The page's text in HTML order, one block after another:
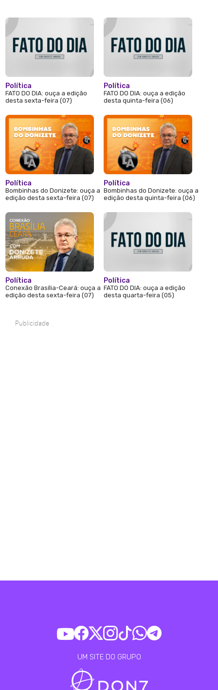
Política
FATO DO DIA: ouça a edição
desta sexta-feira (07)
Política
Bombinhas do Donizete: ouça a
edição desta sexta-feira (07)
Política
Conexão Brasília-Ceará: ouça a
edição desta sexta-feira (07)
Política
FATO DO DIA: ouça a edição
desta quinta-feira (06)
Política
Bombinhas do Donizete: ouça a
edição desta quinta-feira (06)
Política
FATO DO DIA: ouça a edição
desta quarta-feira (05)
Publicidade
UM SITE DO GRUPO